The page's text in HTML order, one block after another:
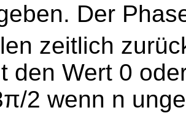
Der
zeitlich
den Wert 0
2 wenn n